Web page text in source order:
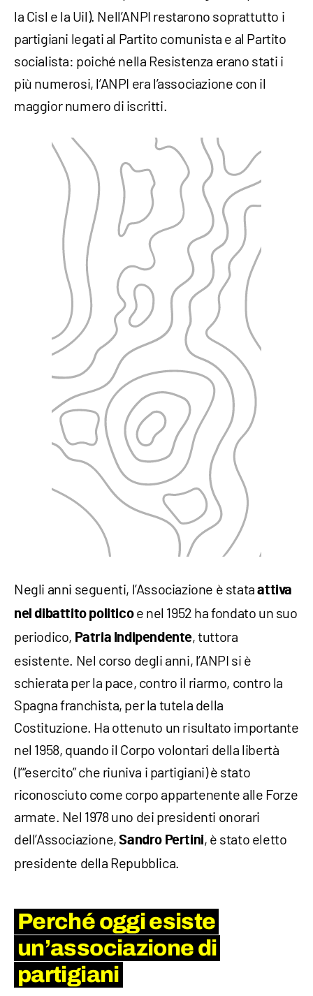
la Cisl e la Uil). Nell’ANPI restarono soprattutto i
partigiani legati al Partito comunista e al Partito
socialista: poiché nella Resistenza erano stati i
più numerosi, l’ANPI era l’associazione con il
maggior numero di iscritti.
Negli anni seguenti, l’Associazione è stataattiva
nel dibattito politicoe nel 1952 ha fondato un suo
periodico, Patria Indipendente, tuttora
esistente. Nel corso degli anni, l’ANPI si è
schierata per la pace, contro il riarmo, contro la
Spagna franchista, per la tutela della
Costituzione. Ha ottenuto un risultato importante
nel 1958, quando il Corpo volontari della libertà
(l’“esercito” che riuniva i partigiani) è stato
riconosciuto come corpo appartenente alle Forze
armate. Nel 1978 uno dei presidenti onorari
dell’Associazione,Sandro Pertini, è stato eletto
presidente della Repubblica.
Perché oggi esiste
un’associazione di
partigiani